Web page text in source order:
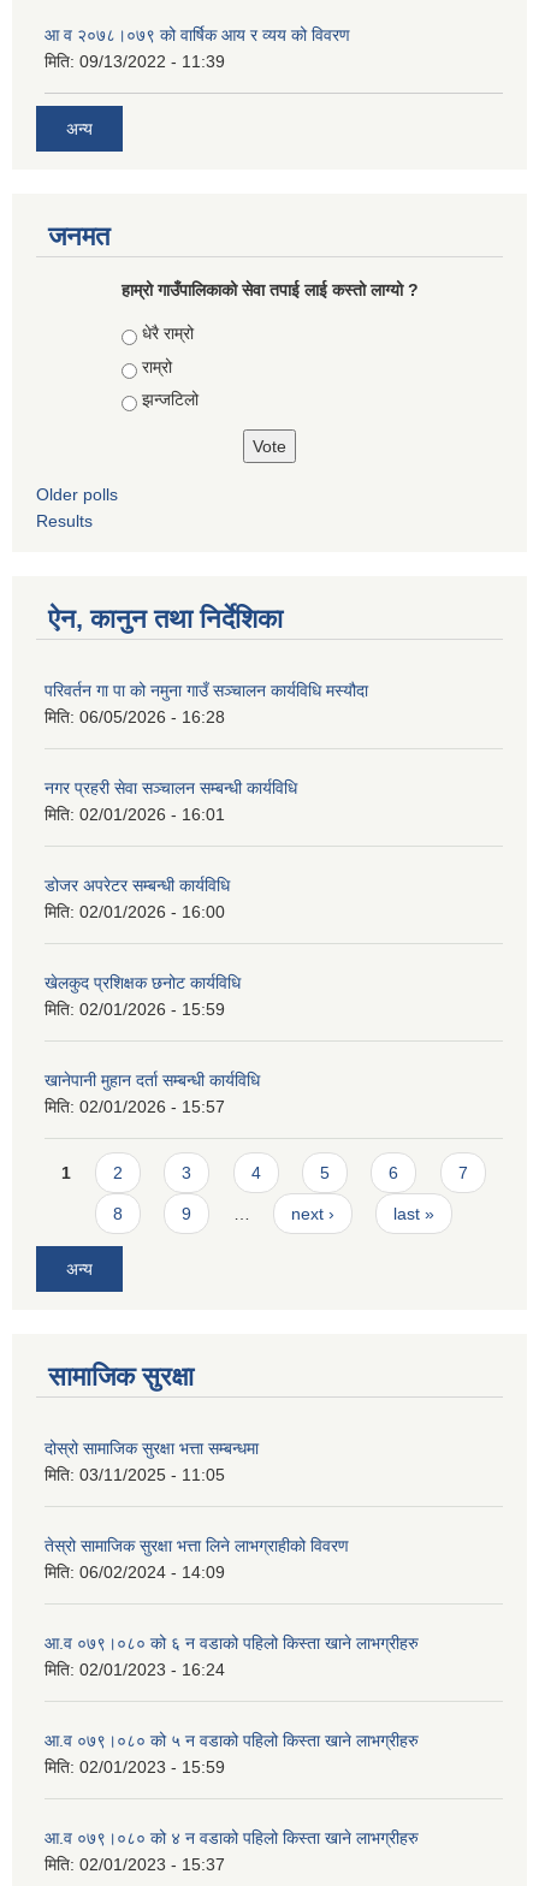
आ‍ व २०७८।०७९ को वार्षिक आय र व्यय को विवरण
मिति: 09/13/2022 - 11:39
अन्य
जनमत
हाम्रो गाउँपालिकाको सेवा तपाई लाई कस्तो लाग्यो ?
Choices
धेरै राम्रो
राम्रो
झन्जटिलो
Older polls
Results
ऐन, कानुन तथा निर्देशिका
परिवर्तन गा पा को नमुना गाउँ सञ्चालन कार्यविधि मस्यौदा
मिति: 06/05/2026 - 16:28
नगर प्रहरी सेवा सञ्चालन सम्बन्धी कार्यविधि
मिति: 02/01/2026 - 16:01
डोजर अपरेटर सम्बन्धी कार्यविधि
मिति: 02/01/2026 - 16:00
खेलकुद प्रशिक्षक छनोट कार्यविधि
मिति: 02/01/2026 - 15:59
खानेपानी मुहान दर्ता सम्बन्धी कार्यविधि
मिति: 02/01/2026 - 15:57
Pages
1 2 3 4 5 6 7
8 9 next › last »
अन्य
सामाजिक सुरक्षा
दोस्रो सामाजिक सुरक्षा भत्ता सम्बन्धमा
मिति: 03/11/2025 - 11:05
तेस्रो सामाजिक सुरक्षा भत्ता लिने लाभग्राहीको विवरण
मिति: 06/02/2024 - 14:09
आ.व ०७९।०८० को ६ न‌‍ वडाको पहिलो किस्ता खाने लाभग्रीहरु
मिति: 02/01/2023 - 16:24
आ.व ०७९।०८० को ५ न‌‍ वडाको पहिलो किस्ता खाने लाभग्रीहरु
मिति: 02/01/2023 - 15:59
आ.व ०७९।०८० को ४ न‌‍ वडाको पहिलो किस्ता खाने लाभग्रीहरु
मिति: 02/01/2023 - 15:37